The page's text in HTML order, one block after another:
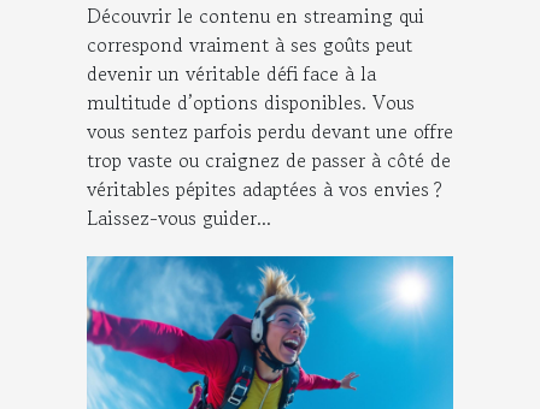
Découvrir le contenu en streaming qui
correspond vraiment à ses goûts peut
devenir un véritable défi face à la
multitude d’options disponibles. Vous
vous sentez parfois perdu devant une offre
trop vaste ou craignez de passer à côté de
véritables pépites adaptées à vos envies ?
Laissez-vous guider...